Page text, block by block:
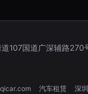
107国道广深辅路270
汽车租赁 深